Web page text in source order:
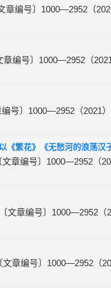
章编号〕1000—2952（
章编号〕1000—2952（
编号〕1000—2952（2021
繁花》《无愁河的浪荡汉
文章编号〕1000—2952（
〔文章编号〕1000—2952
文章编号〕1000—2952（